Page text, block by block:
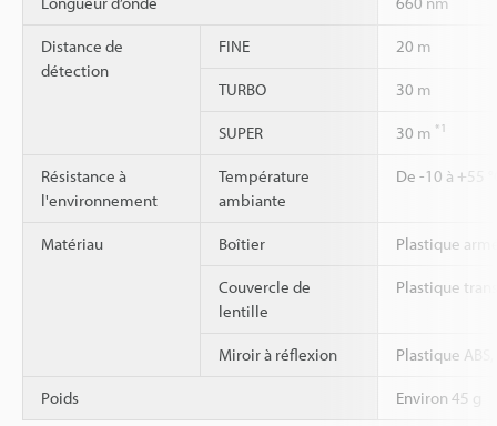
Distance de
détection
FINE 20 m
TURBO 30 m
SUPER 30 m *1
Résistance à
l'environnement
Température
ambiante
De -10 à +55
Matériau Boîtier Plastique
Couvercle de
lentille
Plastique
Miroir à réflexion Plastique
Poids Environ 45 g